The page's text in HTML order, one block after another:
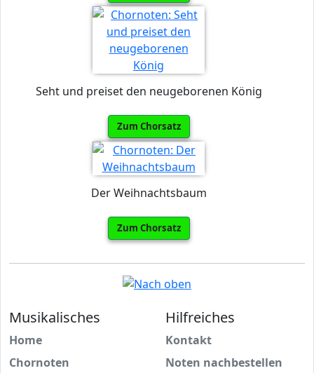
Seht und preiset den neugeborenen König
Zum Chorsatz
Der Weihnachtsbaum
Zum Chorsatz
Musikalisches
Home
Chornoten
Hilfreiches
Kontakt
Noten nachbestellen